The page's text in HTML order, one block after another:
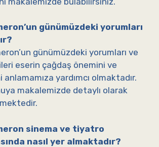
günümüzdeki yorumları
günümüzdeki yorumları ve
eserin çağdaş önemini ve
yardımcı olmaktadır.
makalemizde detaylı olarak
sinema ve tiyatro
nasıl yer almaktadır?